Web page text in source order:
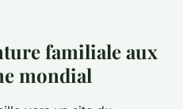
familiale aux
mondial